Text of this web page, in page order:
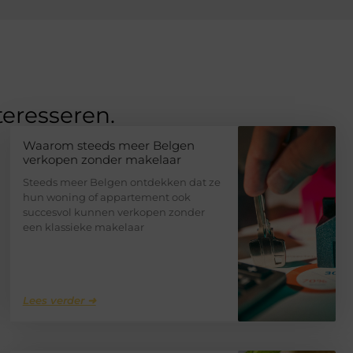
Waarom steeds meer Belgen
verkopen zonder makelaar
Steeds meer Belgen ontdekken dat ze
hun woning of appartement ook
succesvol kunnen verkopen zonder
een klassieke makelaar
Lees verder ➜